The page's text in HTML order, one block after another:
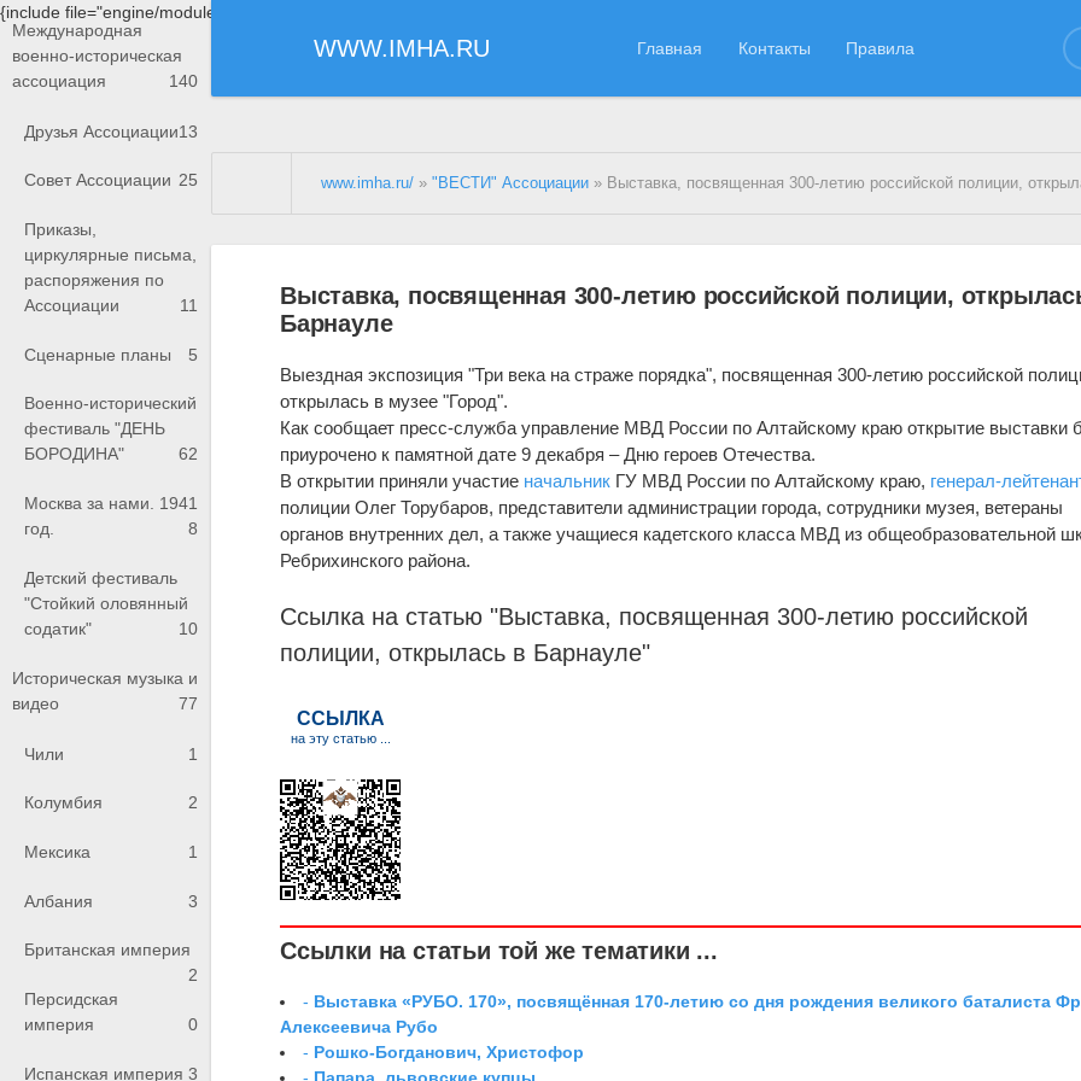
{include file="engine/modules/saperu/head.php"}
WWW.IMHA.RU Главная Контакты Правила
Международная
военно-историческая
ассоциация
140
Друзья Ассоциации13
Совет Ассоциации 25
Приказы,
циркулярные письма,
распоряжения по
Ассоциации
11
Сценарные планы 5
Военно-исторический
фестиваль "ДЕНЬ
БОРОДИНА"
62
Москва за нами. 1941
год.
8
Детский фестиваль
"Стойкий оловянный
содатик"
10
Историческая музыка и
видео
77
Чили 1
Колумбия 2
Мексика 1
Албания 3
Британская империя
2
Персидская
империя
0
Испанская империя 3
www.imha.ru/ »"ВЕСТИ" Ассоциации » Выставка, посвященная 300-летию российской полиции, открылась
Выставка, посвященная 300-летию российской полиции,
Барнауле
Выездная экспозиция "Три века на страже порядка", посвященная 300-летию российской
открылась в музее "Город".
Как сообщает пресс-служба управление МВД России по Алтайскому краю открытие выставки
приурочено к памятной дате 9 декабря – Дню героев Отечества.
В открытии приняли участие начальник ГУ МВД России по Алтайскому краю, генерал-
полиции Олег Торубаров, представители администрации города, сотрудники музея, ветераны
органов внутренних дел, а также учащиеся кадетского класса МВД из общеобразовательной
Ребрихинского района.
Ссылка на статью "Выставка, посвященная 300-летию российской
полиции, открылась в Барнауле"
Ссылки на статьи той же тематики ...
- Выставка «РУБО. 170», посвящённая 170-летию со дня рождения великого баталиста
Алексеевича Рубо
- Рошко-Богданович, Христофор
- Папара, львовские купцы